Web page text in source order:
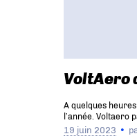
VoltAero
A quelques
l’année. Voltaero
19 juin 2023